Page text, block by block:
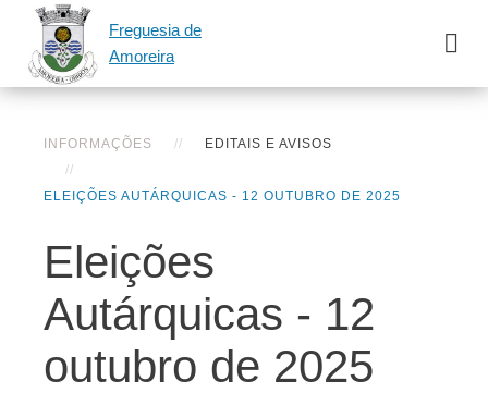
Freguesia de
Amoreira
INFORMAÇÕES EDITAIS E AVISOS
ELEIÇÕES AUTÁRQUICAS - 12 OUTUBRO DE 2025
Eleições
Autárquicas - 12
outubro de 2025